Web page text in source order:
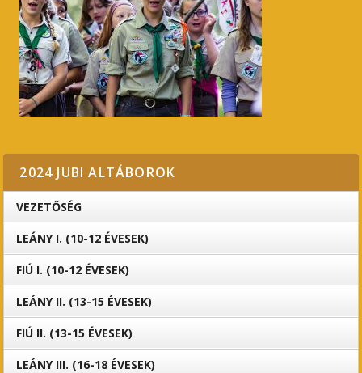
2024 JUBI ALTÁBOROK
VEZETŐSÉG
LEÁNY I. (10-12 ÉVESEK)
FIÚ I. (10-12 ÉVESEK)
LEÁNY II. (13-15 ÉVESEK)
FIÚ II. (13-15 ÉVESEK)
LEÁNY III. (16-18 ÉVESEK)